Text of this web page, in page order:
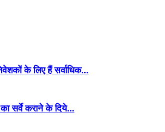
के लिए हैं सर्वाधिक...
सर्वे कराने के दिये...